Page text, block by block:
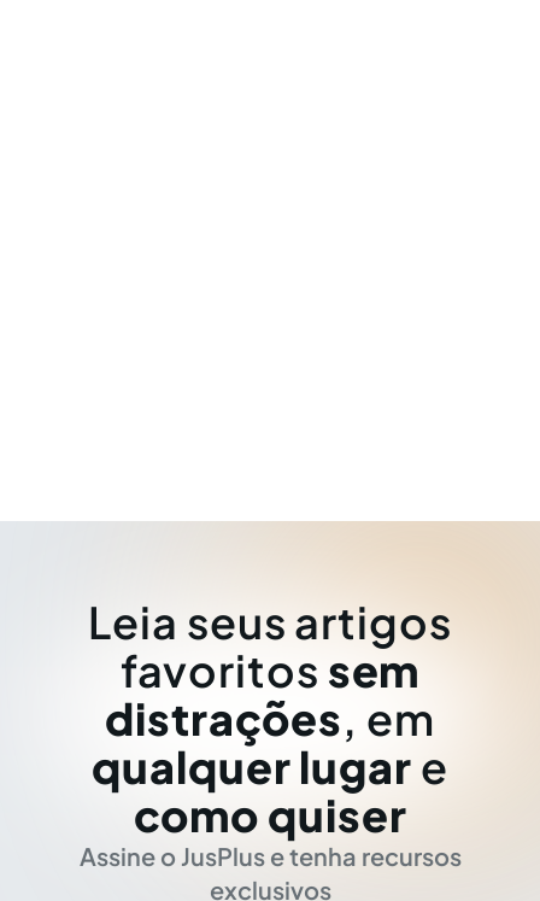
Leia seus artigos
favoritos sem
distrações, em
qualquer lugar e
como quiser
Assine o JusPlus e tenha recursos
exclusivos